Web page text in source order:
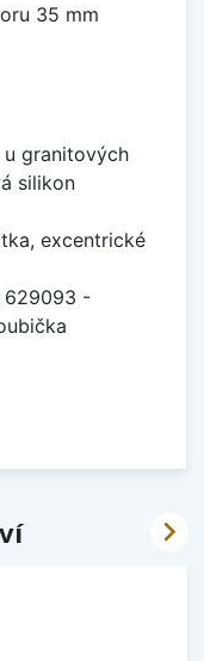
35 mm
u granitových
silikon
excentrické
629093 -
